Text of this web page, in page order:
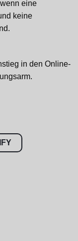
eine
keine
in den Online-